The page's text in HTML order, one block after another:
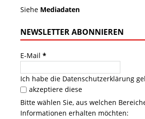
Siehe Mediadaten
NEWSLETTER ABONNIEREN
E-Mail *
Ich habe die Datenschutzerklärung
akzeptiere diese
Bitte wählen Sie, aus welchen
Informationen erhalten möchten: